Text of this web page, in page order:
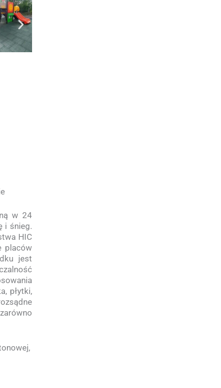
w 24
i śnieg.
HIC
placów
jest
płytki,